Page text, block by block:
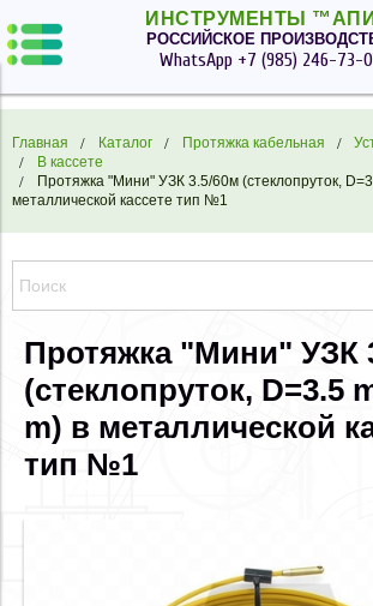
ИНСТРУМЕНТЫ
РОССИЙСКОЕ
WhatsApp +7 (985) 246-73-
Главная Каталог Протяжка кабельная
В кассете
Протяжка "Мини" УЗК 3.5/60м (стеклопруток,
металлической кассете тип №1
Протяжка "Мини" УЗК
(стеклопруток, D=3.5
m) в металлической
тип №1